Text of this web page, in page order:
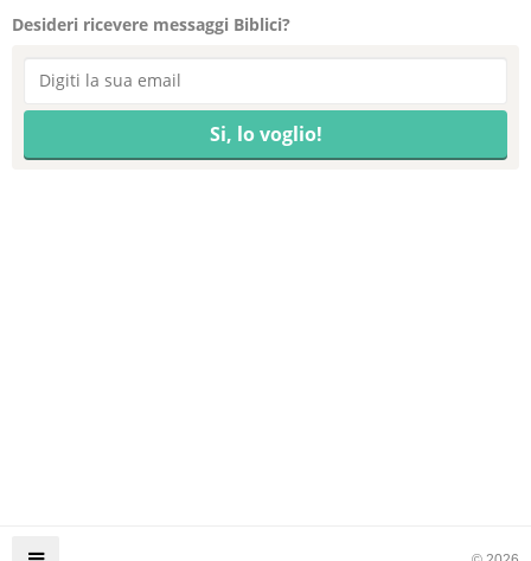
Desideri ricevere messaggi Biblici?